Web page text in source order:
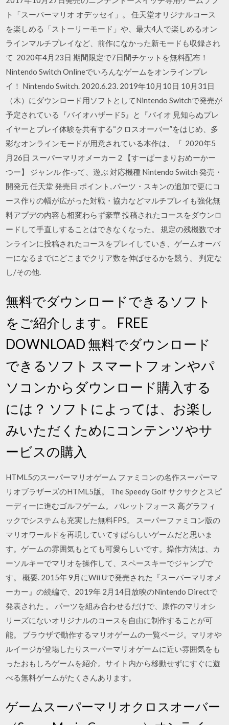
ト「スーパーマリオ オデッセイ」。 任天堂オリジナルコース
を楽しめる「ストーリーモード」や、最大4人で楽しめるオン
ラインマルチプレイなど、前作になかった新モードも収録され
て 2020年4月23日 期間限定で7日間チケットを無料配布！
Nintendo Switch Onlineでいろんなゲームをオンラインプレ
イ！ Nintendo Switch. 2020.6.23. 2019年10月10日 10月31日
（木）にダウンロード用ソフトとしてNintendo Switchで発売が
予定されている『バイオハザード5』と『バイオ 見知らぬプレ
イヤーとプレイ体験を共有する“クロスオーバー”をはじめ、多
彩なオンラインモードが用意されている本作は、『 2020年5
月26日 スーパーマリオメーカー 2 【すーぱーまりおめーかー
つー】 ジャンル 作って、遊ぶ 対応機種 Nintendo Switch 発売・
開発元 任天堂 発売日 ポイント, パーツ・スキンの追加で更にコ
ース作りの幅が広がった対戦・協力などマルチプレイも強化無
料アプデの内容も相変わらず豪華 投稿されたコースをダウンロ
ードして手直しすることはできなくなった。 規定の残機数でオ
ンラインに投稿されたコースをプレイしていき、ゲームオーバ
ーになるまでにどこまでクリア数を伸ばせるかを競う。 判定な
し/その他.
無料でダウンロードできるソフト
をご紹介します。 FREE
DOWNLOAD 無料でダウンロード
できるソフト スマートフォンやパ
ソコンからダウンロード購入する
には？ ソフトによっては、お楽し
みいただくためにコンテンツやサ
ービスの購入
HTML5のスーパーマリオゲーム ファミコンの名作スーパーマ
リオブラザーズのHTML5版。 The Speedy Golf サクサクとスピ
ーディーに進むゴルフゲーム。 バレットフォース 高グラフィ
ックでシステムも充実した無料FPS。 スーパーファミコン版の
マリオワールドを再現していてすばらしいゲームだと思いま
す。ゲームの雰囲気もとても可愛らしいです。操作方法は、カ
ーソルキーでマリオを操作して、スペースキーでジャンプで
す。 概要. 2015年 9月にWii Uで発売された『スーパーマリオメ
ーカー』の続編で、2019年 2月14日放映のNintendo Directで
発表された 。 パーツを組み合わせるだけで、原作のマリオシ
リーズにないオリジナルのコースを自由に制作することが可
能。 ブラウザで動作するマリオゲームの一覧ページ。マリオや
ルイージが登場したりスーパーマリオゲームに近い雰囲気をも
ったおもしろゲームを紹介。サイト内から移動せずにすぐに遊
べる無料ゲームがたくさんあります。
ゲームスーパーマリオクロスオーバー